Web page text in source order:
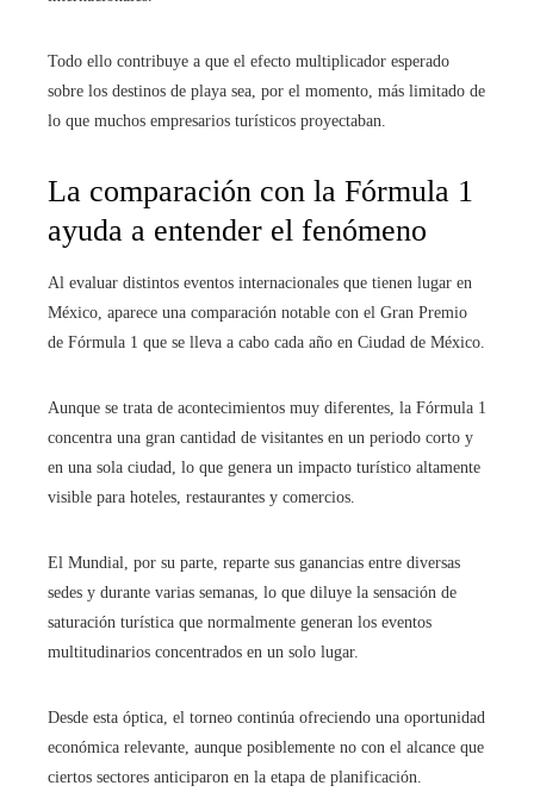
Todo ello contribuye a que el efecto multiplicador esperado
sobre los destinos de playa sea, por el momento, más limitado de
lo que muchos empresarios turísticos proyectaban.
La comparación con la Fórmula 1
ayuda a entender el fenómeno
Al evaluar distintos eventos internacionales que tienen lugar en
México, aparece una comparación notable con el Gran Premio
de Fórmula 1 que se lleva a cabo cada año en Ciudad de México.
Aunque se trata de acontecimientos muy diferentes, la Fórmula 1
concentra una gran cantidad de visitantes en un periodo corto y
en una sola ciudad, lo que genera un impacto turístico altamente
visible para hoteles, restaurantes y comercios.
El Mundial, por su parte, reparte sus ganancias entre diversas
sedes y durante varias semanas, lo que diluye la sensación de
saturación turística que normalmente generan los eventos
multitudinarios concentrados en un solo lugar.
Desde esta óptica, el torneo continúa ofreciendo una oportunidad
económica relevante, aunque posiblemente no con el alcance que
ciertos sectores anticiparon en la etapa de planificación.